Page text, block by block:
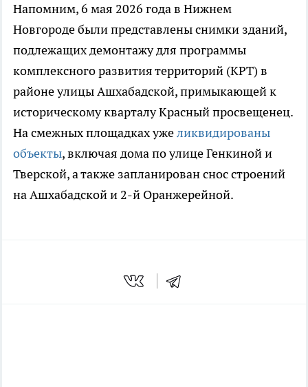
Напомним, 6 мая 2026 года в Нижнем
Новгороде были представлены снимки зданий,
подлежащих демонтажу для программы
комплексного развития территорий (КРТ) в
районе улицы Ашхабадской, примыкающей к
историческому кварталу Красный просвещенец.
На смежных площадках ужеликвидированы
объекты, включая дома по улице Генкиной и
Тверской, а также запланирован снос строений
на Ашхабадской и 2-й Оранжерейной.